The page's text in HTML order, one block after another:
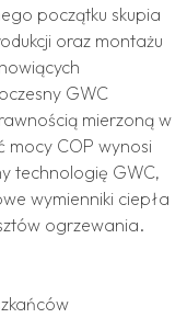
początku skupia
oraz montażu
GWC
mierzoną w
mocy COP wynosi
technologię GWC,
wymienniki ciepła
ogrzewania.